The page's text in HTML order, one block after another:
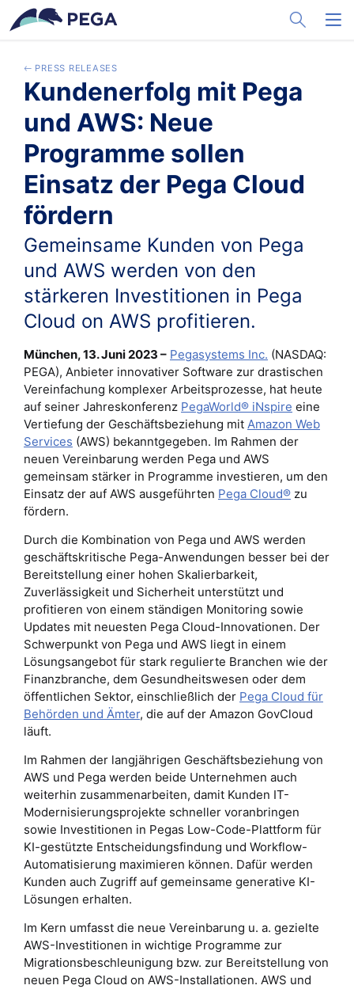
メインコンテンツに飛ぶ
Toggle
PRESS RELEASES
Kundenerfolg mit Pega
und AWS: Neue
Programme sollen
Einsatz der Pega Cloud
fördern
Gemeinsame Kunden von Pega
und AWS werden von den
stärkeren Investitionen in Pega
Cloud on AWS profitieren.
München, 13. Juni 2023 – Pegasystems Inc. (NASDAQ:
PEGA), Anbieter innovativer Software zur drastischen
Vereinfachung komplexer Arbeitsprozesse, hat heute
auf seiner Jahreskonferenz PegaWorld® iNspire eine
Vertiefung der Geschäftsbeziehung mit Amazon Web
Services (AWS) bekanntgegeben. Im Rahmen der
neuen Vereinbarung werden Pega und AWS
gemeinsam stärker in Programme investieren, um den
Einsatz der auf AWS ausgeführten Pega Cloud® zu
fördern.
Durch die Kombination von Pega und AWS werden
geschäftskritische Pega-Anwendungen besser bei der
Bereitstellung einer hohen Skalierbarkeit,
Zuverlässigkeit und Sicherheit unterstützt und
profitieren von einem ständigen Monitoring sowie
Updates mit neuesten Pega Cloud-Innovationen. Der
Schwerpunkt von Pega und AWS liegt in einem
Lösungsangebot für stark regulierte Branchen wie der
Finanzbranche, dem Gesundheitswesen oder dem
öffentlichen Sektor, einschließlich der Pega Cloud für
Behörden und Ämter, die auf der Amazon GovCloud
läuft.
Im Rahmen der langjährigen Geschäftsbeziehung von
AWS und Pega werden beide Unternehmen auch
weiterhin zusammenarbeiten, damit Kunden IT-
Modernisierungsprojekte schneller voranbringen
sowie Investitionen in Pegas Low-Code-Plattform für
KI-gestützte Entscheidungsfindung und Workflow-
Automatisierung maximieren können. Dafür werden
Kunden auch Zugriff auf gemeinsame generative KI-
Lösungen erhalten.
Im Kern umfasst die neue Vereinbarung u. a. gezielte
AWS-Investitionen in wichtige Programme zur
Migrationsbeschleunigung bzw. zur Bereitstellung von
neuen Pega Cloud on AWS-Installationen. AWS und